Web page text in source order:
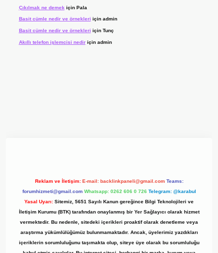
Çıkılmak ne demek için Pala
Basit cümle nedir ve örnekleri için admin
Basit cümle nedir ve örnekleri için Tunç
Akıllı telefon işlemcisi nediriçin admin
Reklam ve İletişim: E-mail: backlinkpaneli@gmail.com Teams:
forumhizmeti@gmail.com Whatsapp: 0262 606 0 726 Telegram: @karabul
Yasal Uyarı: Sitemiz, 5651 Sayılı Kanun gereğince Bilgi Teknolojileri ve
İletişim Kurumu (BTK) tarafından onaylanmış bir Yer Sağlayıcı olarak hizmet
vermektedir. Bu nedenle, sitedeki içerikleri proaktif olarak denetleme veya
araştırma yükümlülüğümüz bulunmamaktadır. Ancak, üyelerimiz yazdıkları
içeriklerin sorumluluğunu taşımakta olup, siteye üye olarak bu sorumluluğu